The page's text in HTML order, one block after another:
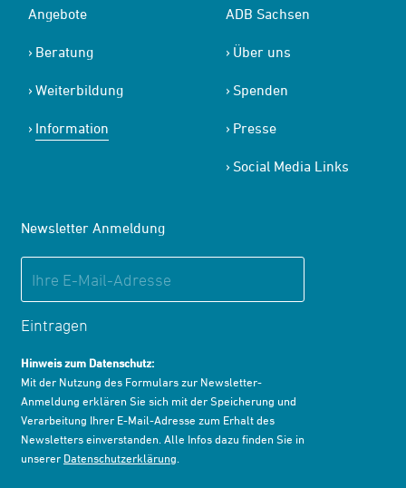
Angebote
Beratung
Weiterbildung
Information
ADB Sachsen
Über uns
Spenden
Presse
Social Media Links
Newsletter Anmeldung
Eintragen
Hinweis zum Datenschutz:
Mit der Nutzung des Formulars zur Newsletter-
Anmeldung erklären Sie sich mit der Speicherung und
Verarbeitung Ihrer E-Mail-Adresse zum Erhalt des
Newsletters einverstanden. Alle Infos dazu finden Sie in
unserer Datenschutzerklärung